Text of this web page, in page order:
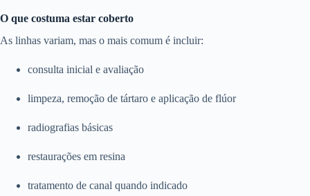
O que costuma estar coberto
As linhas variam, mas o mais comum é incluir:
consulta inicial e avaliação
limpeza, remoção de tártaro e aplicação de flúor
radiografias básicas
restaurações em resina
tratamento de canal quando indicado